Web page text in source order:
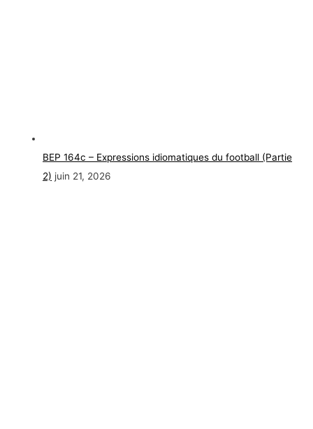
BEP 164c – Expressions idiomatiques du football (Partie
2) juin 21, 2026